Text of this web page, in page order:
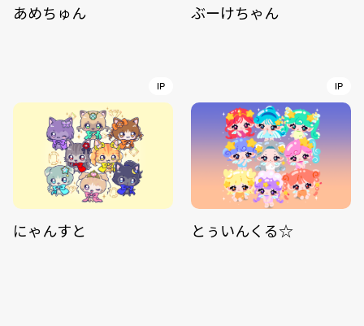
あめちゅん ぶーけちゃん
IP
にゃんすと
IP
とぅいんくる☆